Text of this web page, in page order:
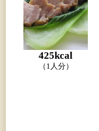
425kcal
（1人分）